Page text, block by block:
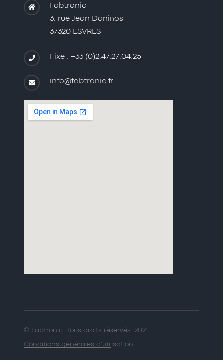
Fabtronic
3, rue Jean Daninos
37320 ESVRES
Fixe : +33 (0)2.47.27.04.25
info@fabtronic.fr
© Fabtronic. Tous droits réservés. 2021
Conditions générales d'utilisation